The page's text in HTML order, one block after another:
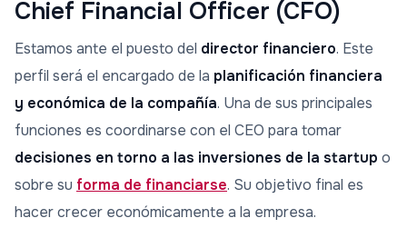
Chief Financial Officer (CFO)
Estamos ante el puesto del director financiero. Este
perfil será el encargado de la planificación financiera
y económica de la compañía. Una de sus principales
funciones es coordinarse con el CEO para tomar
decisiones en torno a las inversiones de la startup o
sobre su forma de financiarse. Su objetivo final es
hacer crecer económicamente a la empresa.